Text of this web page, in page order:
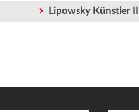
Lipowsky Künstler II